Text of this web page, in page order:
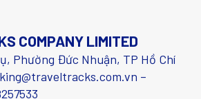
COMPANY LIMITED
Phường Đức Nhuận, TP Hồ Chí
–